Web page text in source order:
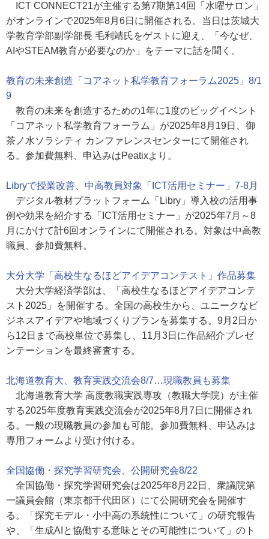
ICT CONNECT21が主催する第7期第14回「水曜サロン」
がオンラインで2025年8月6日に開催される。当日は茨城大
学教育学部副学部長 毛利靖氏をゲストに迎え、「今なぜ、
AIやSTEAM教育が必要なのか」をテーマに話を聞く。
教育の未来創造「コアネット私学教育フォーラム2025」8/1
9
教育の未来を創造するための1年に1度のビッグイベント
「コアネット私学教育フォーラム」が2025年8月19日、御
茶ノ水ソラシティ カンファレンスセンターにて開催され
る。参加費無料、申込みはPeatixより。
Libryで授業改善、中高教員対象「ICT活用セミナー」7-8月
デジタル教材プラットフォーム「Libry」導入校の活用事
例や効果を紹介する「ICT活用セミナー」が2025年7月～8
月にかけて計6回オンラインにて開催される。対象は中高教
職員、参加費無料。
大分大学「高校生なるほどアイデアコンテスト」作品募集
大分大学経済学部は、「高校生なるほどアイデアコンテ
スト2025」を開催する。全国の高校生から、ユニークなビ
ジネスアイデアや地域づくりプランを募集する。9月2日か
ら12日まで高校単位で募集し、11月3日に作品紹介プレゼ
ンテーションを最終審査する。
北海道教育大、教育実践交流会8/7…現職教員も募集
北海道教育大学 高度教職実践専攻（教職大学院）が主催
する2025年度教育実践交流会が2025年8月7日に開催され
る。一般の現職教員の参加も可能。参加費無料、申込みは
専用フォームより受け付ける。
全国協働・探究学習研究会、公開研究会8/22
全国協働・探究学習研究会は2025年8月22日、衆議院第
一議員会館（東京都千代田区）にて公開研究会を開催す
る。「探究モデル・小中高の系統性について」の研究報告
や、「生成AIと協働する意味とその可能性について」のト